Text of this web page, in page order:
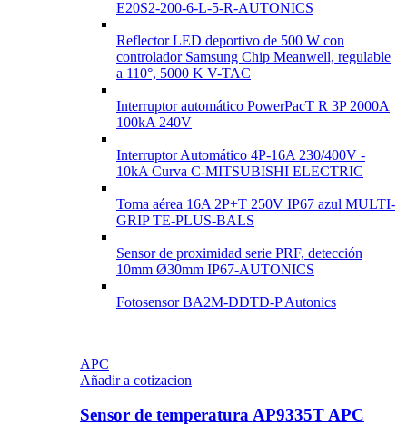
E20S2-200-6-L-5-R-AUTONICS
Reflector LED deportivo de 500 W con
controlador Samsung Chip Meanwell, regulable
a 110°, 5000 K V-TAC
Interruptor automático PowerPacT R 3P 2000A
100kA 240V
Interruptor Automático 4P-16A 230/400V -
10kA Curva C-MITSUBISHI ELECTRIC
Toma aérea 16A 2P+T 250V IP67 azul MULTI-
GRIP TE-PLUS-BALS
Sensor de proximidad serie PRF, detección
10mm Ø30mm IP67-AUTONICS
Fotosensor BA2M-DDTD-P Autonics
APC
Añadir a cotizacion
Sensor de temperatura AP9335T APC